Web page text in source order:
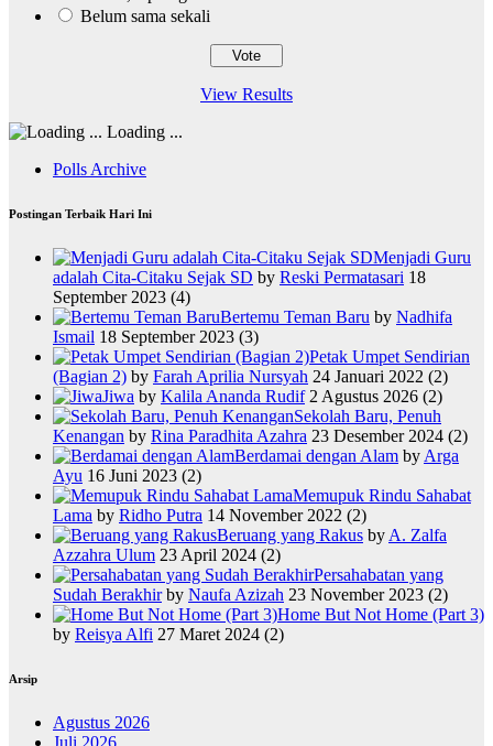
Belum sama sekali
View Results
Loading ...
Polls Archive
Postingan Terbaik Hari Ini
Menjadi Guru
adalah Cita-Citaku Sejak SD by Reski Permatasari 18
September 2023 (4)
Bertemu Teman Baru by Nadhifa
Ismail 18 September 2023 (3)
Petak Umpet Sendirian
(Bagian 2) by Farah Aprilia Nursyah 24 Januari 2022 (2)
Jiwa by Kalila Ananda Rudif 2 Agustus 2026 (2)
Sekolah Baru, Penuh
Kenangan by Rina Paradhita Azahra 23 Desember 2024 (2)
Berdamai dengan Alam by Arga
Ayu 16 Juni 2023 (2)
Memupuk Rindu Sahabat
Lama by Ridho Putra 14 November 2022 (2)
Beruang yang Rakus by A. Zalfa
Azzahra Ulum 23 April 2024 (2)
Persahabatan yang
Sudah Berakhirby Naufa Azizah 23 November 2023 (2)
Home But Not Home (Part 3)
by Reisya Alfi 27 Maret 2024 (2)
Arsip
Agustus 2026
Juli 2026